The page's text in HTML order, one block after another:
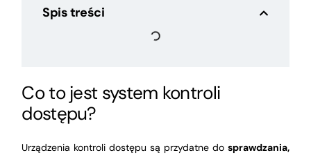
Spis treści
Co to jest system kontroli
dostępu?
Urządzenia kontroli dostępu są przydatne do sprawdzania,